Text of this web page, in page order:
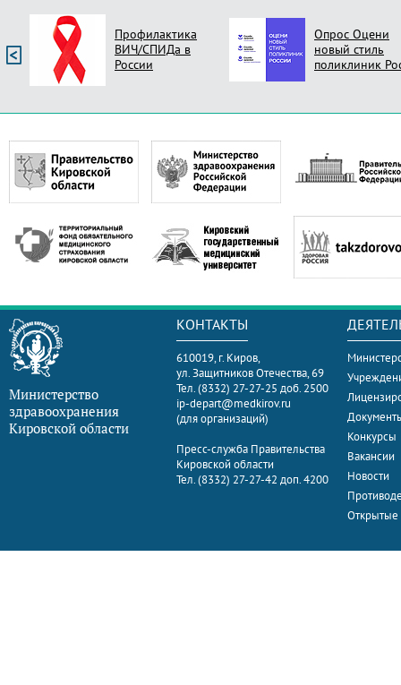
Профилактика
ВИЧ/СПИДа в
России
Опрос Оцени
новый стиль
поликлиник
Министерство
здравоохранения
Кировской области
КОНТАКТЫ
610019, г. Киров,
ул. Защитников Отечества, 69
Тел. (8332) 27-27-25 доб. 2500
ip-depart@medkirov.ru
(для организаций)
Пресс-служба Правительства
Кировской области
Тел. (8332) 27-27-42 доп. 4200
Конкурсы
Вакансии
Новости